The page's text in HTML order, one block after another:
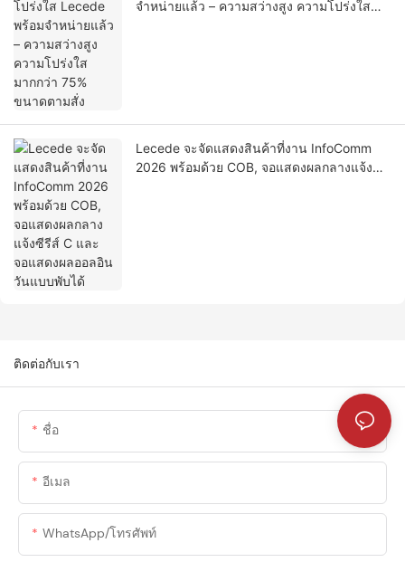
จำหน่ายแล้ว – ความสว่างสูง ความโปร่งใส
Lecede จะจัดแสดงสินค้าที่งาน InfoComm
2026 พร้อมด้วย COB, จอแสดงผลกลางแจ้งซี
ติดต่อกับเรา
ชื่อ
อีเมล
WhatsApp/โทรศัพท์